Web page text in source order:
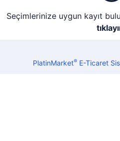
Seçimlerinize uygun kayıt
PlatinMarket®E-Ticaret